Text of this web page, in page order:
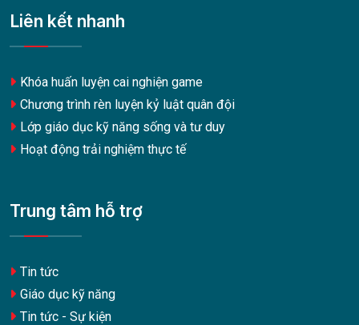
Liên kết nhanh
Khóa huấn luyện cai nghiện game
Chương trình rèn luyện kỷ luật quân đội
Lớp giáo dục kỹ năng sống và tư duy
Hoạt động trải nghiệm thực tế
Trung tâm hỗ trợ
Tin tức
Giáo dục kỹ năng
Tin tức - Sự kiện